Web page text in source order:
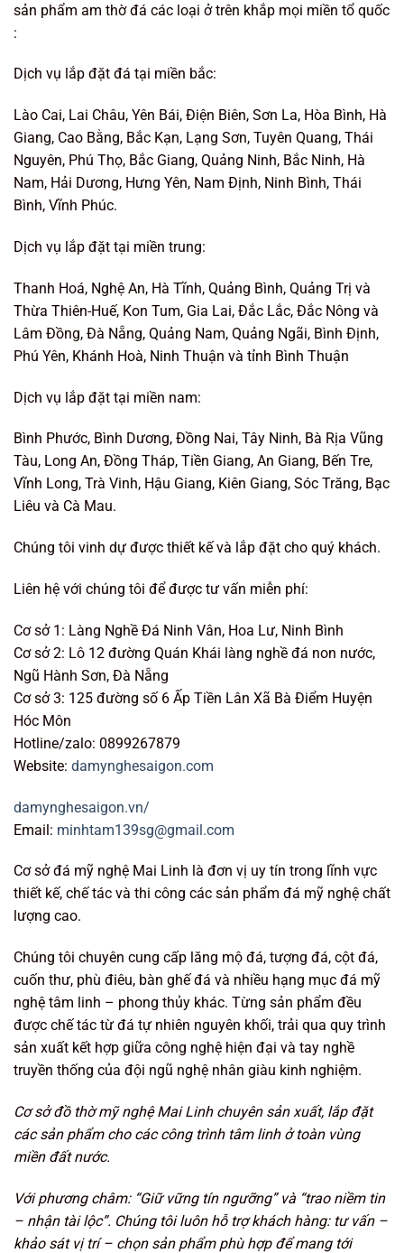
sản phẩm am thờ đá các loại ở trên khắp mọi miền tổ quốc
:
Dịch vụ lắp đặt đá tại miền bắc:
Lào Cai, Lai Châu, Yên Bái, Điện Biên, Sơn La, Hòa Bình, Hà
Giang, Cao Bằng, Bắc Kạn, Lạng Sơn, Tuyên Quang, Thái
Nguyên, Phú Thọ, Bắc Giang, Quảng Ninh, Bắc Ninh, Hà
Nam, Hải Dương, Hưng Yên, Nam Định, Ninh Bình, Thái
Bình, Vĩnh Phúc.
Dịch vụ lắp đặt tại miền trung:
Thanh Hoá, Nghệ An, Hà Tĩnh, Quảng Bình, Quảng Trị và
Thừa Thiên-Huế, Kon Tum, Gia Lai, Đắc Lắc, Đắc Nông và
Lâm Đồng, Đà Nẵng, Quảng Nam, Quảng Ngãi, Bình Định,
Phú Yên, Khánh Hoà, Ninh Thuận và tỉnh Bình Thuận
Dịch vụ lắp đặt tại miền nam:
Bình Phước, Bình Dương, Đồng Nai, Tây Ninh, Bà Rịa Vũng
Tàu, Long An, Đồng Tháp, Tiền Giang, An Giang, Bến Tre,
Vĩnh Long, Trà Vinh, Hậu Giang, Kiên Giang, Sóc Trăng, Bạc
Liêu và Cà Mau.
Chúng tôi vinh dự được thiết kế và lắp đặt cho quý khách.
Liên hệ với chúng tôi để được tư vấn miễn phí:
Cơ sở 1: Làng Nghề Đá Ninh Vân, Hoa Lư, Ninh Bình
Cơ sở 2: Lô 12 đường Quán Khái làng nghề đá non nước,
Ngũ Hành Sơn, Đà Nẵng
Cơ sở 3: 125 đường số 6 Ấp Tiền Lân Xã Bà Điểm Huyện
Hóc Môn
Hotline/zalo: 0899267879
Website: damynghesaigon.com
damynghesaigon.vn/
Email: minhtam139sg@gmail.com
Cơ sở đá mỹ nghệ Mai Linh là đơn vị uy tín trong lĩnh vực
thiết kế, chế tác và thi công các sản phẩm đá mỹ nghệ chất
lượng cao.
Chúng tôi chuyên cung cấp lăng mộ đá, tượng đá, cột đá,
cuốn thư, phù điêu, bàn ghế đá và nhiều hạng mục đá mỹ
nghệ tâm linh – phong thủy khác. Từng sản phẩm đều
được chế tác từ đá tự nhiên nguyên khối, trải qua quy trình
sản xuất kết hợp giữa công nghệ hiện đại và tay nghề
truyền thống của đội ngũ nghệ nhân giàu kinh nghiệm.
Cơ sở đồ thờ mỹ nghệ Mai Linh chuyên sản xuất, lắp đặt
các sản phẩm cho các công trình tâm linh ở toàn vùng
miền đất nước.
Với phương châm: “Giữ vững tín ngưỡng” và “trao niềm tin
– nhận tài lộc”. Chúng tôi luôn hỗ trợ khách hàng: tư vấn –
khảo sát vị trí – chọn sản phẩm phù hợp để mang tới